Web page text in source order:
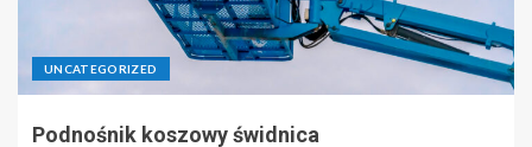
UNCATEGORIZED
Podnośnik koszowy świdnica